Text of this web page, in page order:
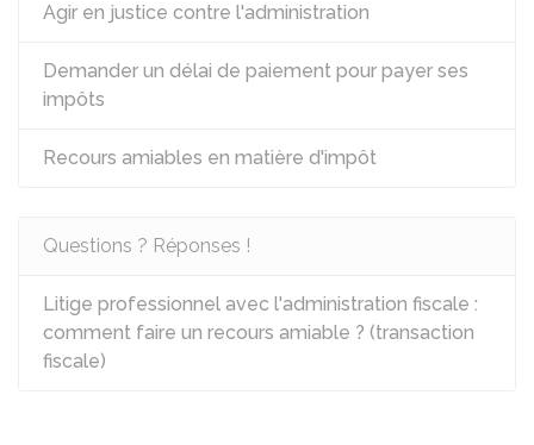
Agir en justice contre l'administration
Demander un délai de paiement pour payer ses
impôts
Recours amiables en matière d'impôt
Questions ? Réponses !
Litige professionnel avec l'administration fiscale :
comment faire un recours amiable ? (transaction
fiscale)